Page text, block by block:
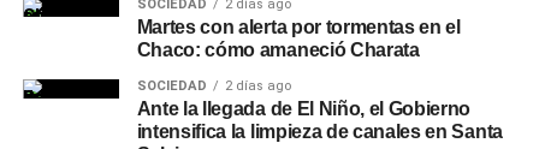
SOCIEDAD 2 días ago
Martes con alerta por tormentas en el
Chaco: cómo amaneció Charata
SOCIEDAD 2 días ago
Ante la llegada de El Niño, el Gobierno
intensifica la limpieza de canales en Santa